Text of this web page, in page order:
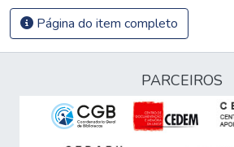
Página do item completo
PARCEIROS